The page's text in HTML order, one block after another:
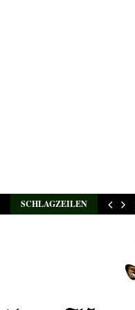
SCHLAGZEILEN